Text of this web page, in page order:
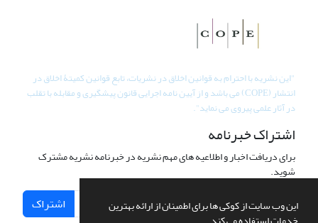
این وب سایت از کوکی ها برای اطمینان از ارائه بهترین
"این نشریه با احترام به قوانین اخلاق در نشریات، تابع قوانین کمیتۀ اخلاق در
انتشار (COPE) می باشد و از آیین نامه اجرایی قانون پیشگیری و مقابله با تقلب
در آثار علمی پیروی می نماید".
اشتراک خبرنامه
برای دریافت اخبار و اطلاعیه های مهم نشریه در خبرنامه نشریه مشترک
شوید.
اشتراک